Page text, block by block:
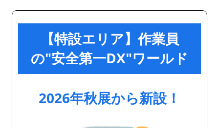
【特設エリア】作業員
の"安全第一DX"ワールド
2026年秋展から新設！